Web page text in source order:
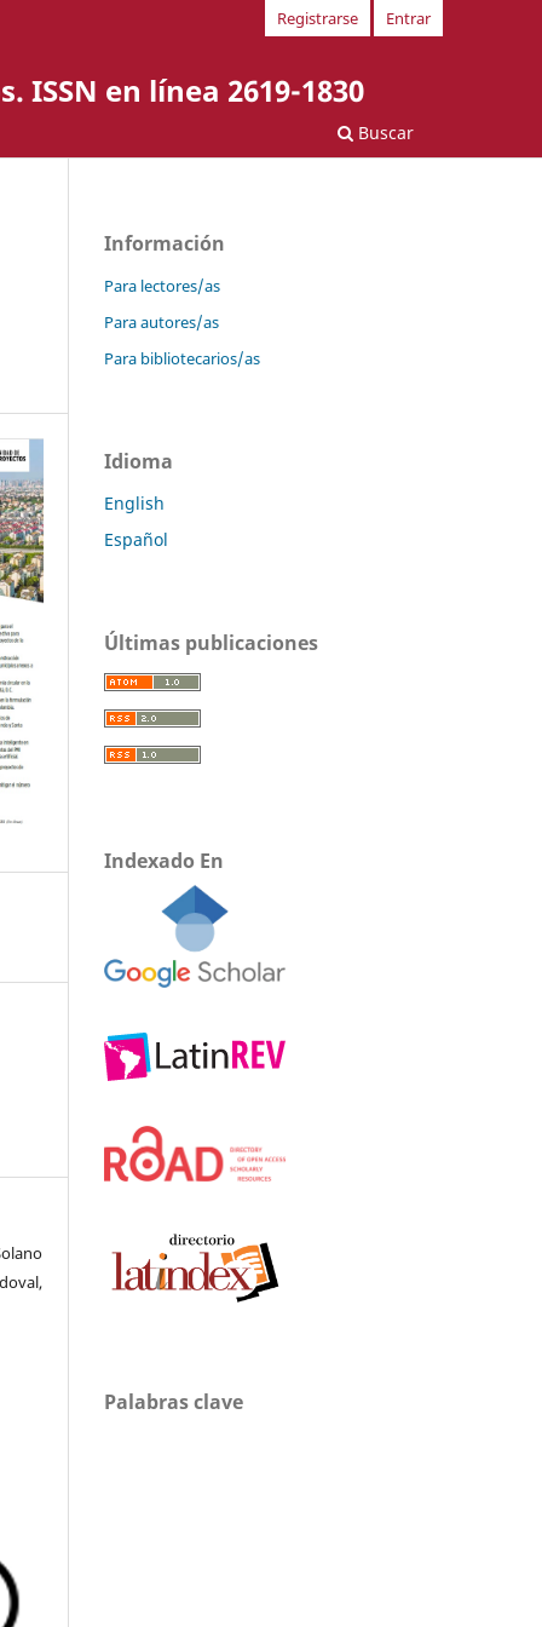
en línea 2619-1830
Buscar
Registrarse Entrar
Información
Para lectores/as
Para autores/as
Para bibliotecarios/as
Idioma
English
Español
Últimas publicaciones
Indexado En
Palabras clave